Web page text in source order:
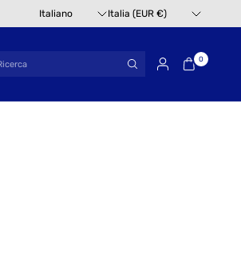
Aggiorna
paese/area
Aggiorna
paese/area
0